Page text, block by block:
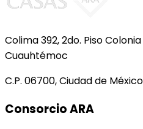
Colima 392, 2do. Piso
Cuauhtémoc
C.P. 06700, Ciudad de
Consorcio ARA